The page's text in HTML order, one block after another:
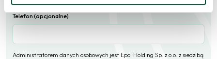
Telefon (opcjonalne)
Administratorem danych osobowych jest Epol Holding Sp. z o.o. z siedzibą